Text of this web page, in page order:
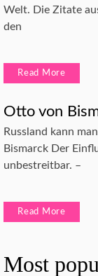
Welt. Die Zitate
den
Read More
Otto von
Russland kann
Bismarck Der
unbestreitbar. –
Read More
Most